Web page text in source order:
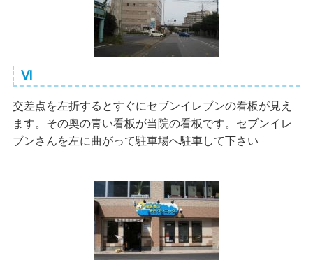
Ⅵ
交差点を左折するとすぐにセブンイレブンの看板が見え
ます。その奥の青い看板が当院の看板です。セブンイレ
ブンさんを左に曲がって駐車場へ駐車して下さい